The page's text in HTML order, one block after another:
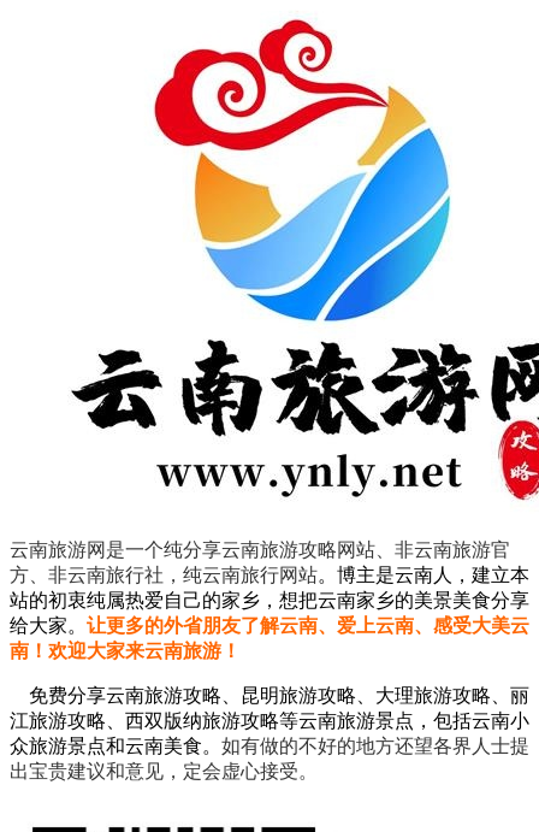
云南旅游网是一个纯分享云南旅游攻略网站、非云南旅游官
方、非云南旅行社，纯云南旅行网站。 博主是云南人，建立本
站的初衷纯属热爱自己的家乡，想把云南家乡的美景美食分享
给大家。 让更多的外省朋友了解云南、爱上云南、感受大美云
南！欢迎大家来云南旅游！
免费分享云南旅游攻略、昆明旅游攻略、大理旅游攻略、丽
江旅游攻略、西双版纳旅游攻略等云南旅游景点，包括云南小
众旅游景点和云南美食。 如有做的不好的地方还望各界人士提
出宝贵建议和意见，定会虚心接受。